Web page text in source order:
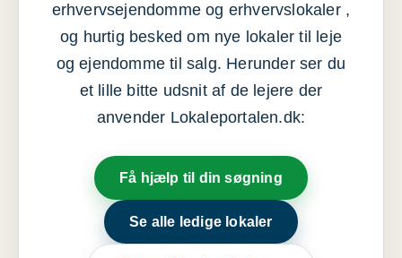
erhvervsejendomme og erhvervslokaler ,
og hurtig besked om nye lokaler til leje
og ejendomme til salg. Herunder ser du
et lille bitte udsnit af de lejere der
anvender Lokaleportalen.dk:
Få hjælp til din søgning
Se alle ledige lokaler